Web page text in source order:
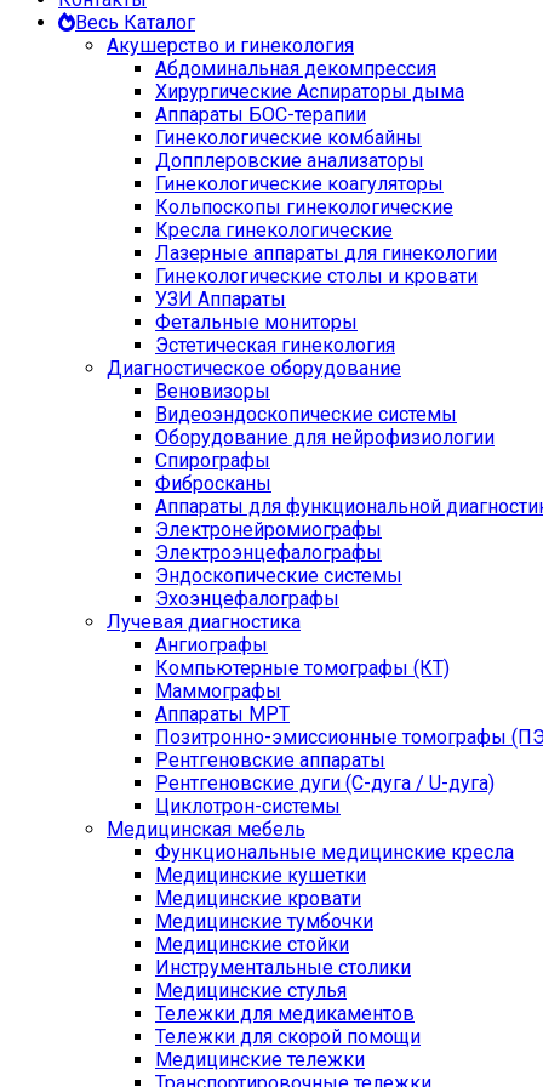
Весь Каталог
Акушерство и гинекология
Абдоминальная декомпрессия
Хирургические Аспираторы дыма
Аппараты БОС-терапии
Гинекологические комбайны
Допплеровские анализаторы
Гинекологические коагуляторы
Кольпоскопы гинекологические
Кресла гинекологические
Лазерные аппараты для гинекологии
Гинекологические столы и кровати
УЗИ Аппараты
Фетальные мониторы
Эстетическая гинекология
Диагностическое оборудование
Веновизоры
Видеоэндоскопические системы
Оборудование для нейрофизиологии
Спирографы
Фибросканы
Аппараты для функциональной
Электронейромиографы
Электроэнцефалографы
Эндоскопические системы
Эхоэнцефалографы
Лучевая диагностика
Ангиографы
Компьютерные томографы (КТ)
Маммографы
Аппараты МРТ
Позитронно-эмиссионные томографы
Рентгеновские аппараты
Рентгеновские дуги (С-дуга / U-дуга)
Циклотрон-системы
Медицинская мебель
Функциональные медицинские кресла
Медицинские кушетки
Медицинские кровати
Медицинские тумбочки
Медицинские стойки
Инструментальные столики
Медицинские стулья
Тележки для медикаментов
Тележки для скорой помощи
Медицинские тележки